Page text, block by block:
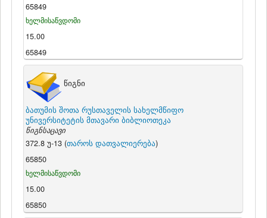
65849
ხელმისაწვდომი
15.00
65849
წიგნი
ბათუმის შოთა რუსთაველის სახელმწიფო
უნივერსიტეტის მთავარი ბიბლიოთეკა
წიგნსაცავი
372.8 უ-13 (თაროს დათვალიერება)
65850
ხელმისაწვდომი
15.00
65850